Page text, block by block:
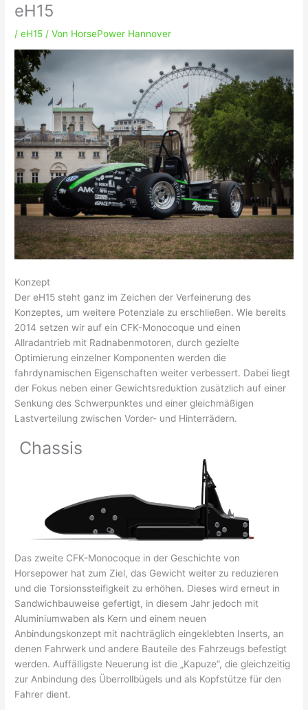
eH15
/eH15 / Von HorsePower Hannover
Konzept
Der eH15 steht ganz im Zeichen der Verfeinerung des
Konzeptes, um weitere Potenziale zu erschließen. Wie bereits
2014 setzen wir auf ein CFK-Monocoque und einen
Allradantrieb mit Radnabenmotoren, durch gezielte
Optimierung einzelner Komponenten werden die
fahrdynamischen Eigenschaften weiter verbessert. Dabei liegt
der Fokus neben einer Gewichtsreduktion zusätzlich auf einer
Senkung des Schwerpunktes und einer gleichmäßigen
Lastverteilung zwischen Vorder- und Hinterrädern.
Chassis
Das zweite CFK-Monocoque in der Geschichte von
Horsepower hat zum Ziel, das Gewicht weiter zu reduzieren
und die Torsionssteifigkeit zu erhöhen. Dieses wird erneut in
Sandwichbauweise gefertigt, in diesem Jahr jedoch mit
Aluminiumwaben als Kern und einem neuen
Anbindungskonzept mit nachträglich eingeklebten Inserts, an
denen Fahrwerk und andere Bauteile des Fahrzeugs befestigt
werden. Auffälligste Neuerung ist die „Kapuze“, die gleichzeitig
zur Anbindung des Überrollbügels und als Kopfstütze für den
Fahrer dient.